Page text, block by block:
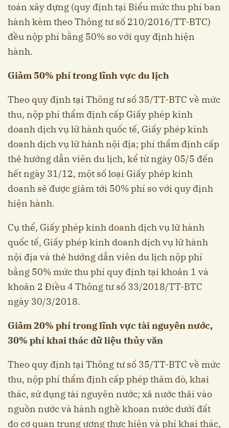
toán xây dựng (quy định tại Biểu mức thu phí ban
hành kèm theo Thông tư số 210/2016/TT-BTC)
đều nộp phí bằng 50% so với quy định hiện
hành.
Giảm 50% phí trong lĩnh vực du lịch
Theo quy định tại Thông tư số 35/TT-BTC về mức
thu, nộp phí thẩm định cấp Giấy phép kinh
doanh dịch vụ lữ hành quốc tế, Giấy phép kinh
doanh dịch vụ lữ hành nội địa; phí thẩm định cấp
thẻ hướng dẫn viên du lịch, kể từ ngày 05/5 đến
hết ngày 31/12, một số loại Giấy phép kinh
doanh sẽ được giảm tới 50% phí so với quy định
hiện hành.
Cụ thể, Giấy phép kinh doanh dịch vụ lữ hành
quốc tế, Giấy phép kinh doanh dịch vụ lữ hành
nội địa và thẻ hướng dẫn viên du lịch nộp phí
bằng 50% mức thu phí quy định tại khoản 1 và
khoản 2 Điều 4 Thông tư số 33/2018/TT-BTC
ngày 30/3/2018.
Giảm 20% phí trong lĩnh vực tài nguyên nước,
30% phí khai thác dữ liệu thủy văn
Theo quy định tại Thông tư số 35/TT-BTC về mức
thu, nộp phí thẩm định cấp phép thăm dò, khai
thác, sử dụng tài nguyên nước; xả nước thải vào
nguồn nước và hành nghề khoan nước dưới đất
do cơ quan trung ương thực hiện và phí khai thác,